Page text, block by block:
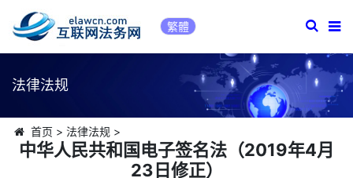
繁體
法律法规
首页 > 法律法规 >
中华人民共和国电子签名法（2019年4月
23日修正）